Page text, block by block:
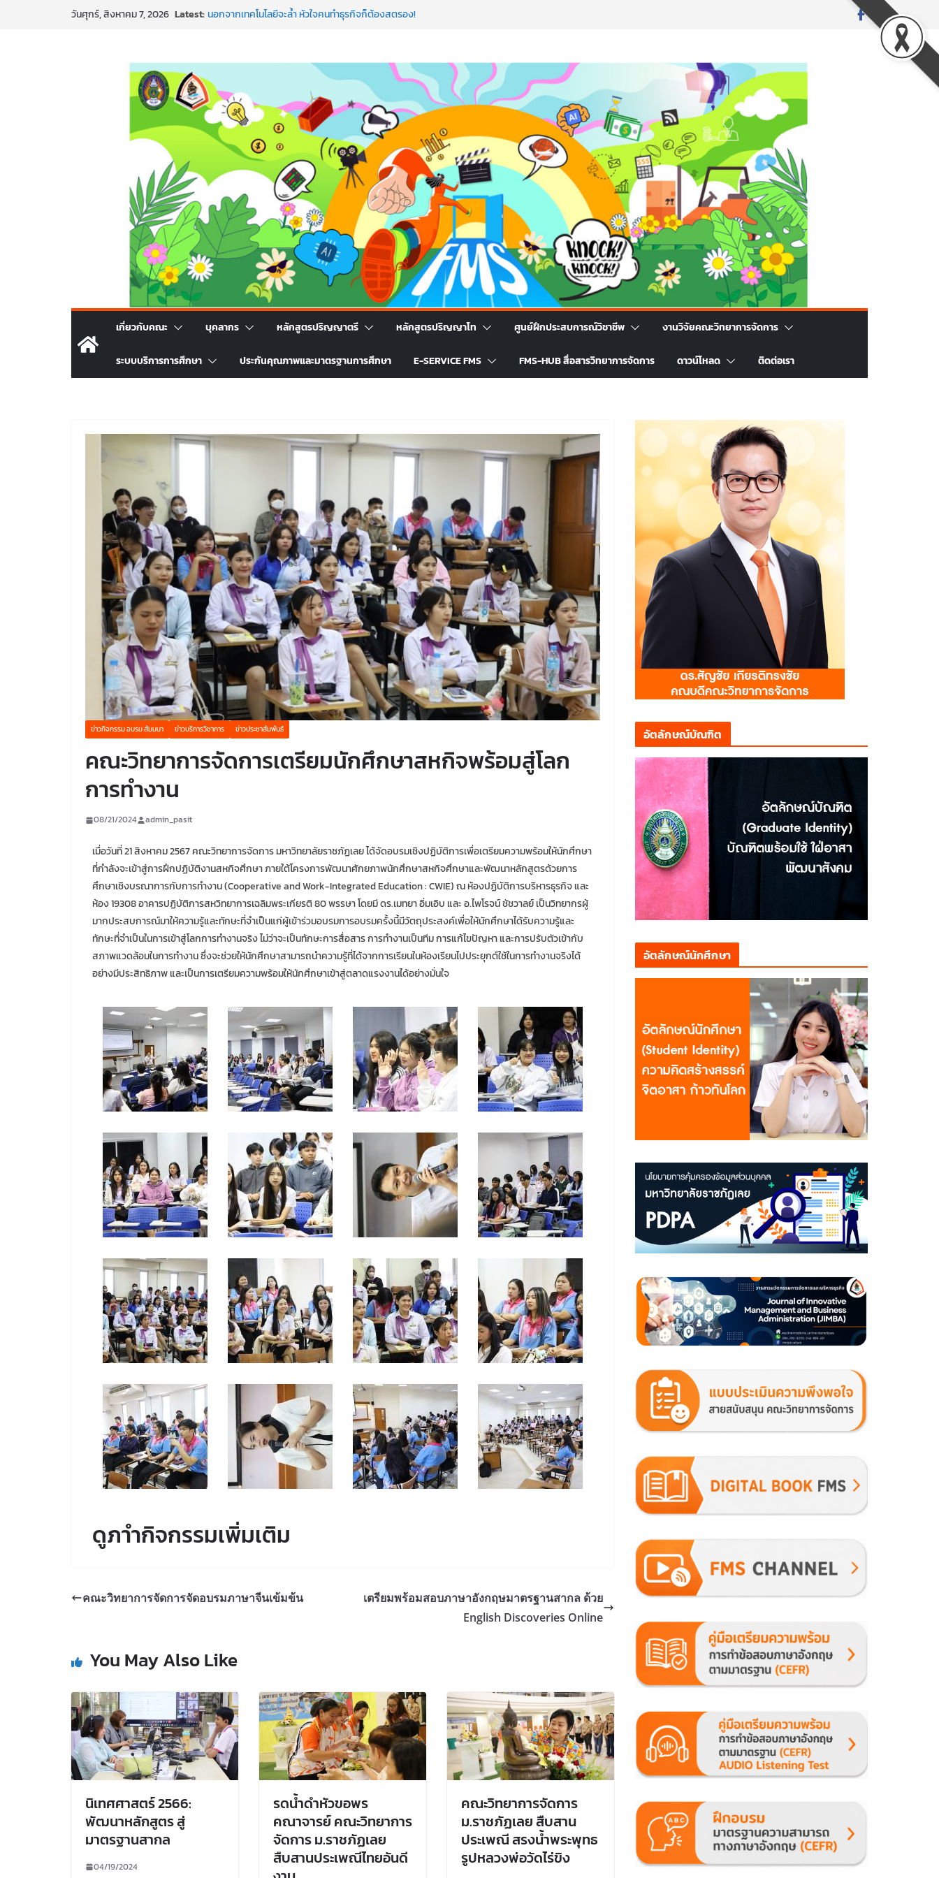
วันศุกร์, สิงหาคม 7, 2026 Latest:นอกจากเทคโนโลยีจะล้ำ หัวใจคนทำธุรกิจก็ต้องสตรอง!
สร้าง VDO ก็ปัง แถมเขียนโค้ดสร้างแอปได้อีก! เรียนกับ มรภ.เลย ได้สกิล
ทันสมัยแบบจัดเต็ม
เกี่ยวกับคณะ บุคลากร หลักสูตรปริญญาตรี หลักสูตรปริญญาโท ศูนย์ฝึกประสบการณ์วิชาชีพ งานวิจัยคณะวิทยาการจัดการ
ระบบบริการการศึกษา ประกันคุณภาพและมาตรฐานการศึกษา E-SERVICE FMS FMS-HUB สื่อสารวิทยาการจัดการ ดาวน์โหลด ติดต่อเรา
ข่าวกิจกรรม อบรม สัมมนา ข่าวบริการวิชาการ ข่าวประชาสัมพันธ์
คณะวิทยาการจัดการเตรียมนักศึกษาสหกิจพร้อมสู่โลก
การทำงาน
08/21/2024 admin_pasit
เมื่อวันที่ 21 สิงหาคม 2567 คณะวิทยาการจัดการ มหาวิทยาลัยราชภัฏเลย ได้จัดอบรมเชิงปฏิบัติการเพื่อเตรียมความพร้อมให้นักศึกษา
ที่กำลังจะเข้าสู่การฝึกปฏิบัติงานสหกิจศึกษา ภายใต้โครงการพัฒนาศักยภาพนักศึกษาสหกิจศึกษาและพัฒนาหลักสูตรด้วยการ
ศึกษาเชิงบรณาการกับการทำงาน (Cooperative and Work-Integrated Education : CWIE) ณ ห้องปฏิบัติการบริหารธุรกิจ และ
ห้อง 19308 อาคารปฏิบัติการสหวิทยาการเฉลิมพระเกียรติ 80 พรรษา โดยมี ดร.เมทยา อิ่มเอิบ และ อ.ไพโรจน์ ชัชวาลย์ เป็นวิทยากรผู้
มากประสบการณ์มาให้ความรู้และทักษะที่จำเป็นแก่ผู้เข้าร่วมอบรมการอบรมครั้งนี้มีวัตถุประสงค์เพื่อให้นักศึกษาได้รับความรู้และ
ทักษะที่จำเป็นในการเข้าสู่โลกการทำงานจริง ไม่ว่าจะเป็นทักษะการสื่อสาร การทำงานเป็นทีม การแก้ไขปัญหา และการปรับตัวเข้ากับ
สภาพแวดล้อมในการทำงาน ซึ่งจะช่วยให้นักศึกษาสามารถนำความรู้ที่ได้จากการเรียนในห้องเรียนไปประยุกต์ใช้ในการทำงานจริงได้
อย่างมีประสิทธิภาพ และเป็นการเตรียมความพร้อมให้นักศึกษาเข้าสู่ตลาดแรงงานได้อย่างมั่นใจ
ดูภาำกิจกรรมเพิ่มเติม
คณะวิทยาการจัดการจัดอบรมภาษาจีนเข้มข้น
เตรียมพร้อมสอบภาษาอังกฤษมาตรฐานสากล ด้วย
English Discoveries Online
You May Also Like
นิเทศศาสตร์ 2566:
พัฒนาหลักสูตร สู่
มาตรฐานสากล
04/19/2024
รดน้ำดำหัวขอพร
คณาจารย์ คณะวิทยาการ
จัดการ ม.ราชภัฏเลย
สืบสานประเพณีไทยอันดี
คณะวิทยาการจัดการ
ม.ราชภัฏเลย สืบสาน
ประเพณี สรงน้ำพระพุทธ
รูปหลวงพ่อวัดไร่ขิง
อัตลักษณ์บัณฑิต
อัตลักษณ์นักศึกษา